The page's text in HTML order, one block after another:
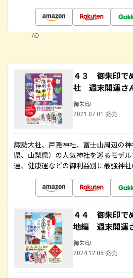
AD
４３ 御朱印で
社 週末開運さ
御朱印
2021.07.01 発売
諏訪大社、戸隠神社、富士山周辺の
県、山梨県）の人気神社を巡るモデ
運、健康運などの御利益別に最強神社
４４ 御朱印で
地編 週末開運
御朱印
2024.12.05 発売